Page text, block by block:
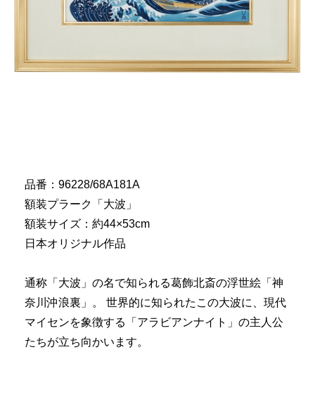
品番：96228/68A181A
額装プラーク「大波」
額装サイズ：約44×53cm
日本オリジナル作品
通称「大波」の名で知られる葛飾北斎の浮世絵「神
奈川沖浪裏」。 世界的に知られたこの大波に、現代
マイセンを象徴する「アラビアンナイト」の主人公
たちが立ち向かいます。